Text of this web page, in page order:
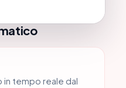
in tempo reale dal